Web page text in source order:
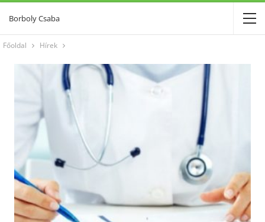
Borboly Csaba
Főoldal Hírek